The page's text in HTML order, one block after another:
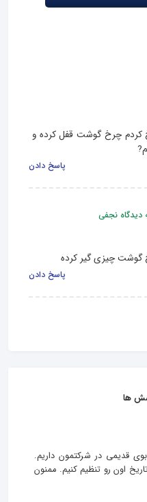
چرخ گوشت قفل کرده و
پاسخ دادن
دیدگاه نجفی
گوشت چیزی گیر کرده
پاسخ دادن
ها
قدیمی در شرکتمون داریم.
اون رو تنظیم کنیم. ممنون